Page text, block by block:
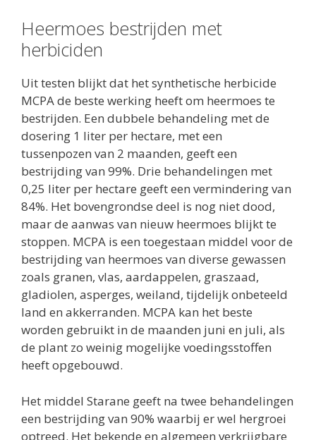
Heermoes bestrijden met
herbiciden
Uit testen blijkt dat het synthetische herbicide
MCPA de beste werking heeft om heermoes te
bestrijden. Een dubbele behandeling met de
dosering 1 liter per hectare, met een
tussenpozen van 2 maanden, geeft een
bestrijding van 99%. Drie behandelingen met
0,25 liter per hectare geeft een vermindering van
84%. Het bovengrondse deel is nog niet dood,
maar de aanwas van nieuw heermoes blijkt te
stoppen. MCPA is een toegestaan middel voor de
bestrijding van heermoes van diverse gewassen
zoals granen, vlas, aardappelen, graszaad,
gladiolen, asperges, weiland, tijdelijk onbeteeld
land en akkerranden. MCPA kan het beste
worden gebruikt in de maanden juni en juli, als
de plant zo weinig mogelijke voedingsstoffen
heeft opgebouwd.
Het middel Starane geeft na twee behandelingen
een bestrijding van 90% waarbij er wel hergroei
optreed. Het bekende en algemeen verkrijgbare